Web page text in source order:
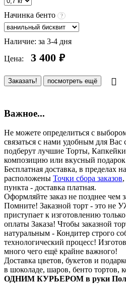
Начинка бенто ?
Наличие: за 3-4 дня
Цена:
3 400 руб.
Заказать! посмотреть ещё
Важное...
Не можете определиться с
связаться с нами удобным для
подберут лучшие Торты,
композицию или вкусный
Бесплатная доставка, в пределах
расположены Точки сбора заказов
пункта - доставка платная.
Оформляйте заказ не позднее чем
Помните! Заказной торт - это не
приступает к изготовлению
оплаты Заказа! Чтобы заказной
натуральным - Кондитер строго
технологический процесс!
много чего ещё крайне важного!
Доставка цветов, букетов и
в шоколаде, шаров, бенто тортов,
ОДНИМ КУРЬЕРОМ в руки